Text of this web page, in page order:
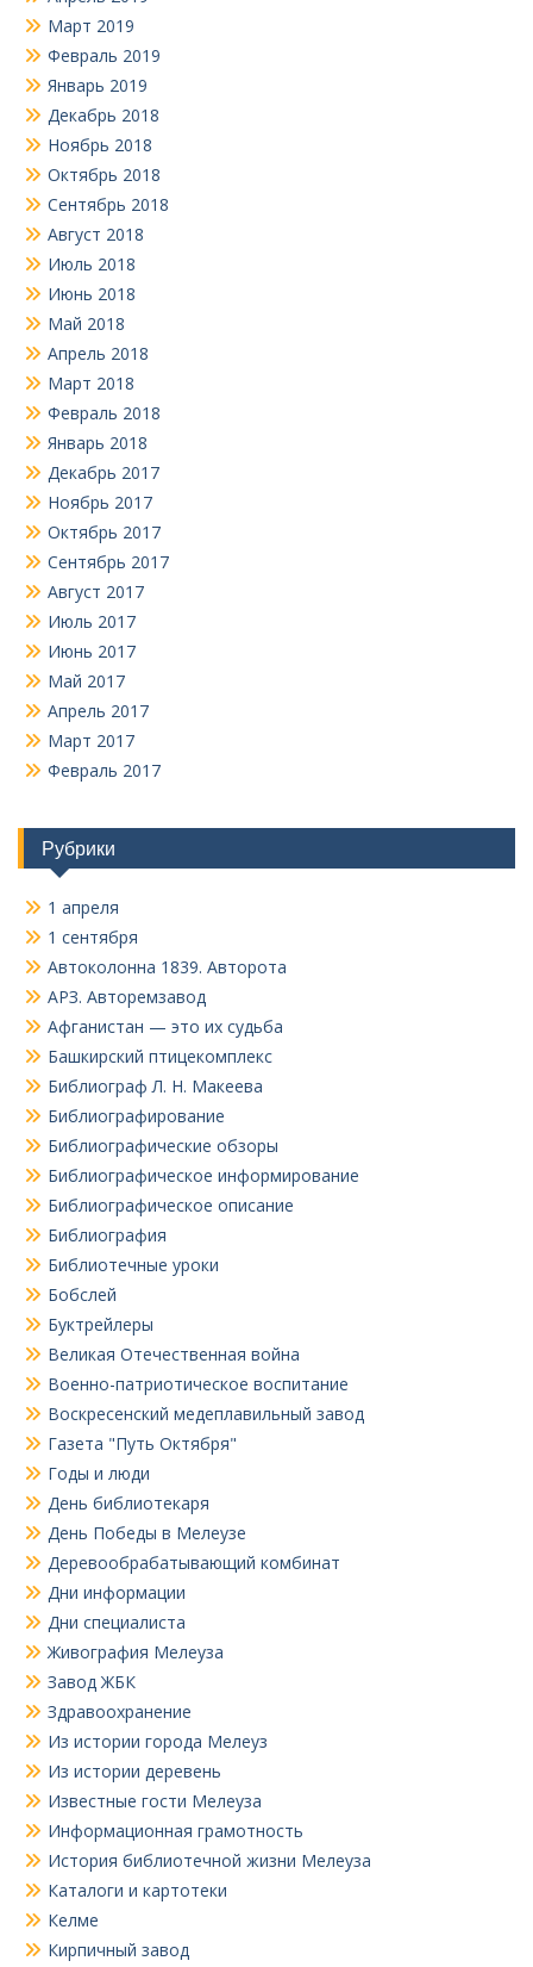
Март 2019
Февраль 2019
Январь 2019
Декабрь 2018
Ноябрь 2018
Октябрь 2018
Сентябрь 2018
Август 2018
Июль 2018
Июнь 2018
Май 2018
Апрель 2018
Март 2018
Февраль 2018
Январь 2018
Декабрь 2017
Ноябрь 2017
Октябрь 2017
Сентябрь 2017
Август 2017
Июль 2017
Июнь 2017
Май 2017
Апрель 2017
Март 2017
Февраль 2017
Рубрики
1 апреля
1 сентября
Автоколонна 1839. Авторота
АРЗ. Авторемзавод
Афганистан — это их судьба
Башкирский птицекомплекс
Библиограф Л. Н. Макеева
Библиографирование
Библиографические обзоры
Библиографическое информирование
Библиографическое описание
Библиография
Библиотечные уроки
Бобслей
Буктрейлеры
Великая Отечественная война
Военно-патриотическое воспитание
Воскресенский медеплавильный завод
Газета "Путь Октября"
Годы и люди
День библиотекаря
День Победы в Мелеузе
Деревообрабатывающий комбинат
Дни информации
Дни специалиста
Живография Мелеуза
Завод ЖБК
Здравоохранение
Из истории города Мелеуз
Из истории деревень
Известные гости Мелеуза
Информационная грамотность
История библиотечной жизни Мелеуза
Каталоги и картотеки
Келме
Кирпичный завод